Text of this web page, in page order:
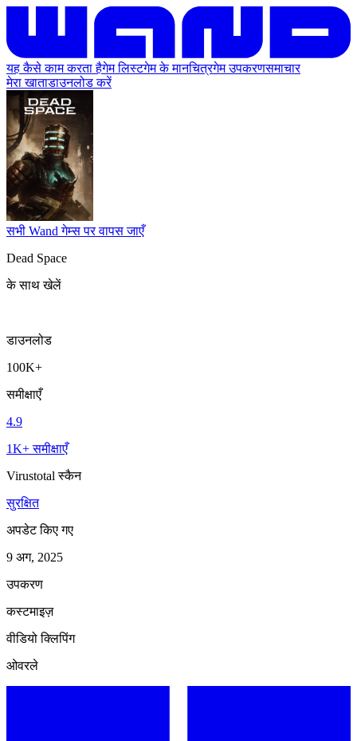
यह कैसे काम करता हैगेम लिस्टगेम के मानचित्रगेम उपकरणसमाचार
मेरा खाताडाउनलोड करें
सभी Wand गेम्स पर वापस जाएँ
Dead Space
के साथ खेलें
डाउनलोड
100K+
समीक्षाएँ
4.9
1K+ समीक्षाएँ
Virustotal स्कैन
सुरक्षित
अपडेट किए गए
9 अग, 2025
उपकरण
कस्टमाइज़
वीडियो क्लिपिंग
ओवरले